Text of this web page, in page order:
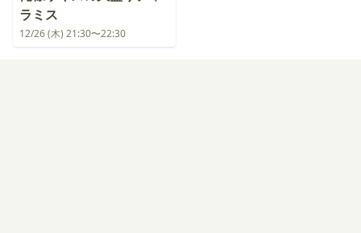
ラミス
12/26 (木) 21:30〜22:30